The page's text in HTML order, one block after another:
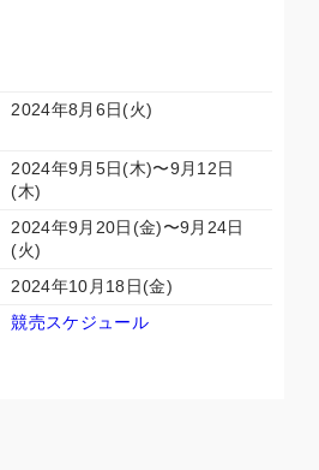
2024年8月6日(火)
2024年9月5日(木)〜9月12日
(木)
2024年9月20日(金)〜9月24日
(火)
2024年10月18日(金)
競売スケジュール